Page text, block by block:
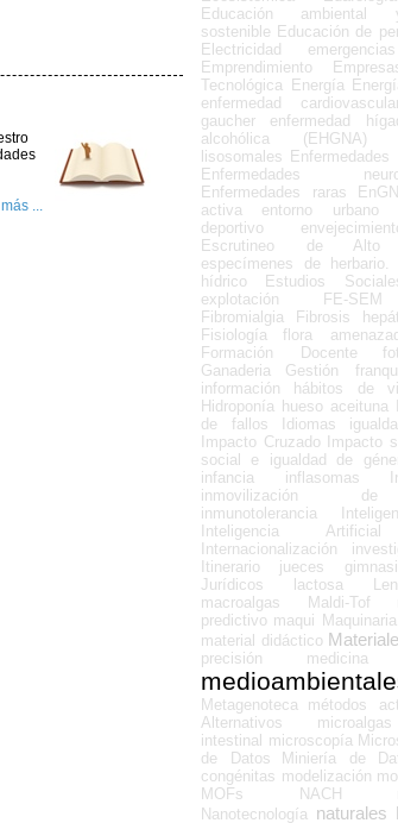
...
Educación ambiental
sostenible Educación de
Electricidad
emergencias
Emprendimiento
Tecnológica Energía
enfermedad
gaucher
enfermedad
alcohólica (EHGNA)
lisosomales Enfermedades
Enfermedades
Enfermedades raras
activa
entorno urbano
deportivo
Escrutineo de Alto
especímenes de herbario.
hídrico
Estudios
explotación
FE-SEM
Fibromialgia
Fibrosis
Fisiología
flora
Formación Docente
Ganaderia
Gestión
información
hábitos de
Hidroponía hueso aceituna
de fallos
Idiomas
Impacto Cruzado
Impacto
social e igualdad de
infancia
inflasomas
inmovilización
inmunotolerancia
Inteligencia
Internacionalización
Itinerario
jueces
Jurídicos
lactosa
macroalgas
Maldi-Tof
predictivo maqui
material didáctico
precisión
medicina
Metagenoteca métodos
Alternativos
microalgas
intestinal microscopía
de Datos
Miniería de
congénitas modelización
MOFs
NACH
Nanotecnología naturales